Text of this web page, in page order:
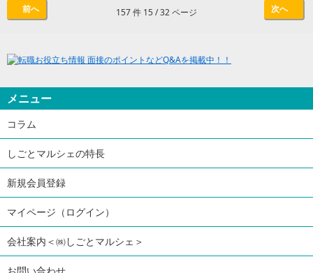
157 件 15 / 32 ページ
前へ 次へ
メニュー
コラム
しごとマルシェの特長
新規会員登録
マイページ（ログイン）
会社案内＜㈱しごとマルシェ＞